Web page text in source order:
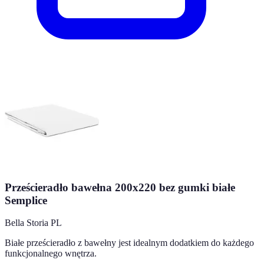
Prześcieradło bawełna 200x220 bez gumki białe
Semplice
Bella Storia PL
Białe prześcieradło z bawełny jest idealnym dodatkiem do każdego
funkcjonalnego wnętrza.